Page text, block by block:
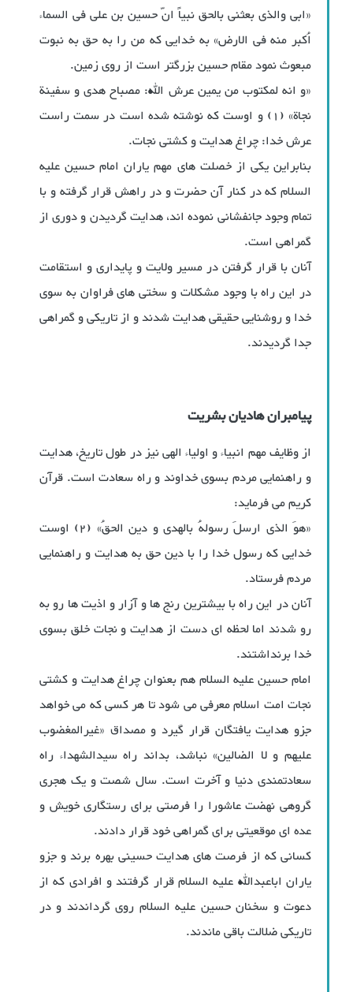
«ابی والذی بعثنی بالحق نبیاً انّ حسین بن علی فی السماء
اُکبر منه فی الارض» به خدایی که من را به حق به نبوت
مبعوث نمود مقام حسین بزرگتر است از روی زمین.
«و انه لمکتوب من یمین عرش الله: مصباح هدی و سفینة
نجاة» (1) و اوست که نوشته شده است در سمت راست
عرش خدا: چراغ هدایت و کشتی نجات.
بنابراین یکی از خصلت های مهم یاران امام حسین علیه
السلام که در کنار آن حضرت و در راهش قرار گرفته و با
تمام وجود جانفشانی نموده اند، هدایت گردیدن و دوری از
گمراهی است.
آنان با قرار گرفتن در مسیر ولایت و پایداری و استقامت
در این راه با وجود مشکلات و سختی های فراوان به سوی
خدا و روشنایی حقیقی هدایت شدند و از تاریکی و گمراهی
جدا گردیدند.
پیامبران هادیان بشریت
از وظایف مهم انبیاء و اولیاء الهی نیز در طول تاریخ، هدایت
و راهنمایی مردم بسوی خداوند و راه سعادت است. قرآن
کریم می فرماید:
«هوَ الذی ارسلَ‌ رسولهُ بالهدی و دین الحقُ» (2) اوست
خدایی که رسول خدا را با دین حق به هدایت و راهنمایی
مردم فرستاد.
آنان در این راه با بیشترین رنج ها و آزار و اذیت ها رو به
رو شدند اما لحظه ای دست از هدایت و نجات خلق بسوی
خدا برنداشتند.
امام حسین علیه السلام هم بعنوان چراغ هدایت و کشتی
نجات امت اسلام معرفی می شود تا هر کسی که می خواهد
جزو هدایت یافتگان قرار گیرد و مصداق «غیرالمغضوب
علیهم و لا الضالین» نباشد، بداند راه سیدالشهداء راه
سعادتمندی دنیا و آخرت است. سال شصت و یک هجری
گروهی نهضت عاشورا را فرصتی برای رستگاری خویش و
عده ای موقعیتی برای گمراهی خود قرار دادند.
کسانی که از فرصت های هدایت حسینی بهره برند و جزو
یاران اباعبدالله علیه السلام قرار گرفتند و افرادی که از
دعوت و سخنان حسین علیه السلام روی گرداندند و در
تاریکی ضلالت باقی ماندند.